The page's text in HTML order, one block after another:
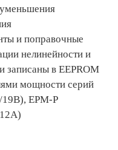
и поправочные
нелинейности и
записаны в EEPROM
мощности серий
EPM-P